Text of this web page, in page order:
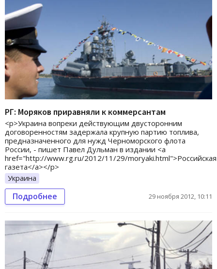
РГ: Моряков приравняли к коммерсантам
<p>Украина вопреки действующим двусторонним
договоренностям задержала крупную партию топлива,
предназначенного для нужд Черноморского флота
России, - пишет Павел Дульман в издании <a
href="http://www.rg.ru/2012/11/29/moryaki.html">Российская
газета</a></p>
Украина
Подробнее 29 ноября 2012, 10:11